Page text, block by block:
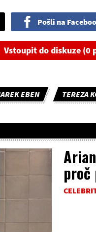
Pošli na
Vstoupit do diskuze (0
EBEN TEREZA
proč